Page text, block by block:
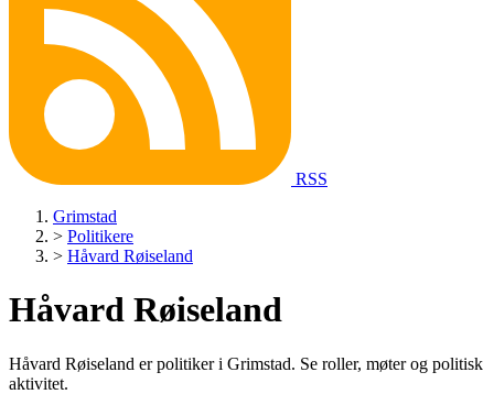
RSS
Grimstad
> Politikere
> Håvard Røiseland
Håvard Røiseland
Håvard Røiseland er politiker i Grimstad. Se roller, møter og politisk
aktivitet.